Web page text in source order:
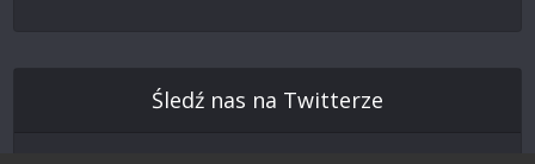
Śledź nas na Twitterze